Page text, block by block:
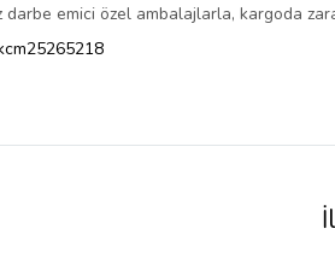
darbe emici özel ambalajlarla, kargoda